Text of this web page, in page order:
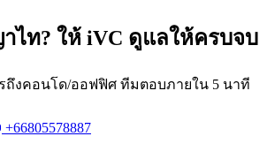
ไท? ให้ iVC ดูแลให้ครบจบ
ถึงคอนโด/ออฟฟิศ ทีมตอบภายใน 5 นาที
+66805578887